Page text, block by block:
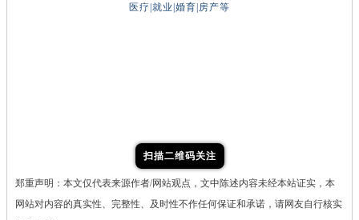
医疗|就业|婚育|房产等
扫描二维码关注
郑重声明：本文仅代表来源作者/网站观点，文中陈述内容未经本站证实，本
网站对内容的真实性、完整性、及时性不作任何保证和承诺，请网友自行核实